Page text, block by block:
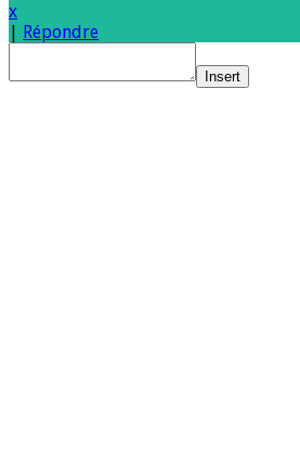
x
| Répondre
Insert